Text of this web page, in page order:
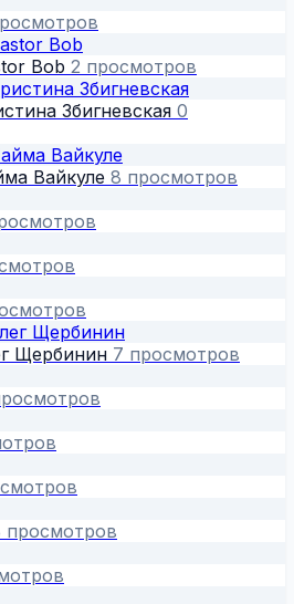
Bob 2 просмотров
Збигневская 0
Вайкуле 8 просмотров
Щербинин 7 просмотров
просмотров